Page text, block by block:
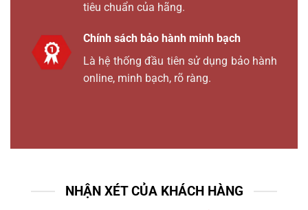
tiêu chuẩn của hãng.
Chính sách bảo hành minh bạch
Là hệ thống đầu tiên sử dụng bảo hành
online, minh bạch, rõ ràng.
NHẬN XÉT CỦA KHÁCH HÀNG